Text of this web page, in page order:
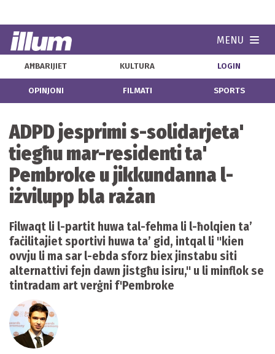
MENU
AĦBARIJIET KULTURA LOGIN
OPINJONI FILMATI SPORTS
ADPD jesprimi s-solidarjeta'
tiegħu mar-residenti ta'
Pembroke u jikkundanna l-
iżvilupp bla rażan
Filwaqt li l-partit huwa tal-fehma li l-ħolqien ta’
faċilitajiet sportivi huwa ta’ gid, intqal li ''kien
ovvju li ma sar l-ebda sforz biex jinstabu siti
alternattivi fejn dawn jistgħu isiru,'' u li minflok se
tintradam art verġni f'Pembroke